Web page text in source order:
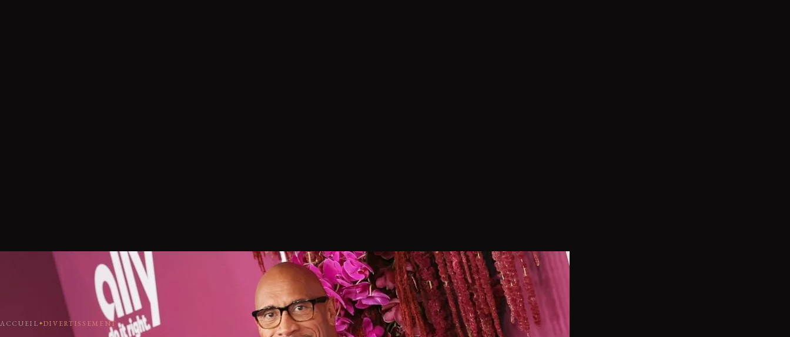
ACCUEIL DIVERTISSEMENT